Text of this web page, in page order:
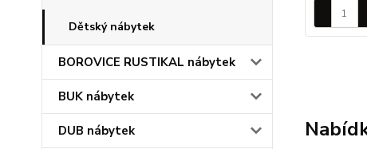
Dětský nábytek
BOROVICE RUSTIKAL nábytek
BUK nábytek
DUB nábytek